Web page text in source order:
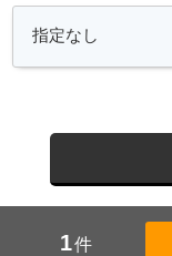
1件